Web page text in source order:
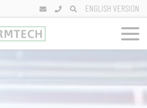
ENGLISH VERSION